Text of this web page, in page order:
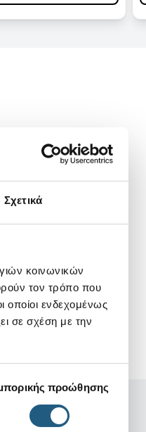
Σχετικά
κοινωνικών
τον τρόπο που
οποίοι ενδεχομένως
σε σχέση με την
προώθησης